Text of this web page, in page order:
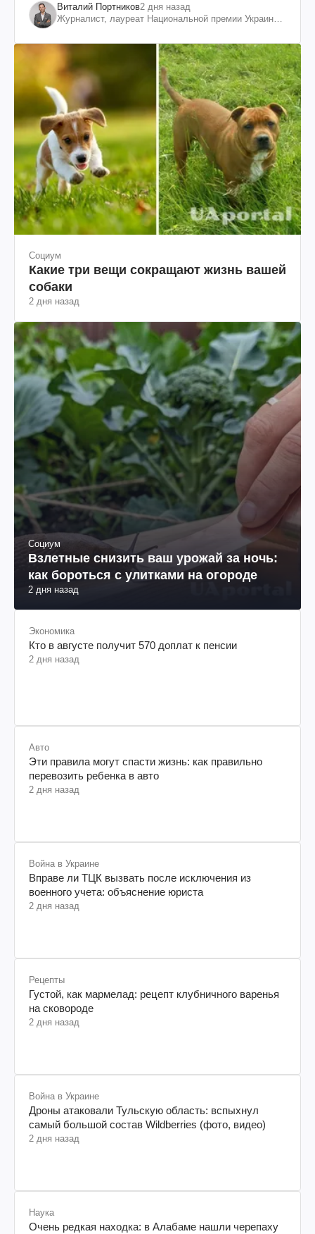
Виталий Портников2 дня назад
Журналист, лауреат Национальной премии Украины
Социум
Какие три вещи сокращают жизнь вашей
собаки
2 дня назад
Социум
Взлетные снизить ваш урожай за ночь:
как бороться с улитками на огороде
2 дня назад
Экономика
Кто в августе получит 570 доплат к пенсии
2 дня назад
Авто
Эти правила могут спасти жизнь: как правильно
перевозить ребенка в авто
2 дня назад
Война в Украине
Вправе ли ТЦК вызвать после исключения из
военного учета: объяснение юриста
2 дня назад
Рецепты
Густой, как мармелад: рецепт клубничного варенья
на сковороде
2 дня назад
Война в Украине
Дроны атаковали Тульскую область: вспыхнул
самый большой состав Wildberries (фото, видео)
2 дня назад
Наука
Очень редкая находка: в Алабаме нашли черепаху